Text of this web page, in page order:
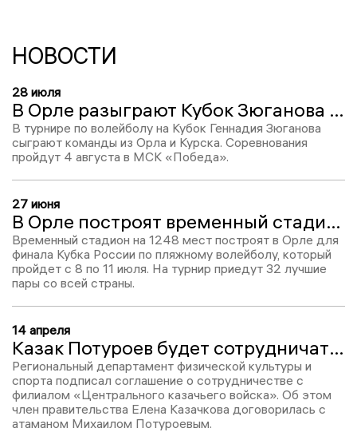
НОВОСТИ
28 июля
В Орле разыграют Кубок Зюганова по волейболу
В турнире по волейболу на Кубок Геннадия Зюганова
сыграют команды из Орла и Курска. Соревнования
пройдут 4 августа в МСК «Победа».
27 июня
В Орле построят временный стадион для финала Кубка России по пляжному волейболу
Временный стадион на 1248 мест построят в Орле для
финала Кубка России по пляжному волейболу, который
пройдет с 8 по 11 июля. На турнир приедут 32 лучшие
пары со всей страны.
14 апреля
Казак Потуроев будет сотрудничать с Казачковой
Региональный департамент физической культуры и
спорта подписал соглашение о сотрудничестве с
филиалом «Центрального казачьего войска». Об этом
член правительства Елена Казачкова договорилась с
атаманом Михаилом Потуроевым.